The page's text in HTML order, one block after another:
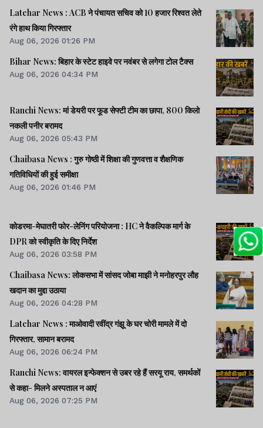
Latehar News : ACB ने पंचायत सचिव को 10 हजार रिश्वत लेते
रंगे हाथ किया गिरफ्तार
Aug 06, 2026 01:26 PM
Bihar News: बिहार के स्टेट हाइवे पर नवंबर से लगेगा टोल टैक्स
Aug 06, 2026 04:34 PM
Ranchi News: मां डेयरी पर फूड सेफ्टी टीम का छापा, 800 किलो
नकली पनीर बरामद
Aug 06, 2026 05:43 PM
Chaibasa News : गुरु गोष्ठी में शिक्षा की गुणवत्ता व शैक्षणिक
गतिविधियों की हुई समीक्षा
Aug 06, 2026 01:46 PM
कोडरमा-मेघातरी फोर-लेनिंग परियोजना : HC ने वैकल्पिक मार्ग के
DPR को स्वीकृति के दिए निर्देश
Aug 06, 2026 03:58 PM
Chaibasa News: लोकसभा में सांसद जोबा माझी ने मनोहरपुर लौह
खदान का मुद्दा उठाया
Aug 06, 2026 04:28 PM
Latehar News : माओवादी रवींद्र गंझू के घर चोरी मामले में दो
गिरफ्तार, सामान बरामद
Aug 06, 2026 06:24 PM
Ranchi News: वायरल इन्फेक्शन से उबर रहे हैं सरयू राय, समर्थकों
से कहा- मिलने अस्पताल न आएं
Aug 06, 2026 07:25 PM